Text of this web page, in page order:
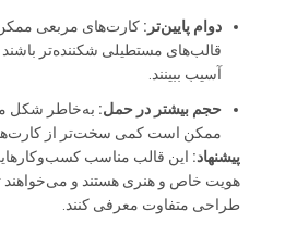
دوام پایین‌تر: کارت‌های مربعی
قالب‌های مستطیلی شکننده‌تر
آسیب ببینند.
حجم بیشتر در حمل: به‌خاطر شکل
ممکن است کمی سخت‌تر از
پیشنهاد: این قالب مناسب
هویت خاص و هنری هستند و می‌خواهند
طراحی متفاوت معرفی کنند.